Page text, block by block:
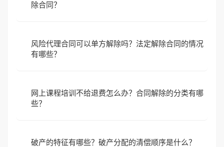
除合同？
风险代理合同可以单方解除吗？法定解除合同的情况
有哪些？
网上课程培训不给退费怎么办？合同解除的分类有哪
些？
破产的特征有哪些？破产分配的清偿顺序是什么？